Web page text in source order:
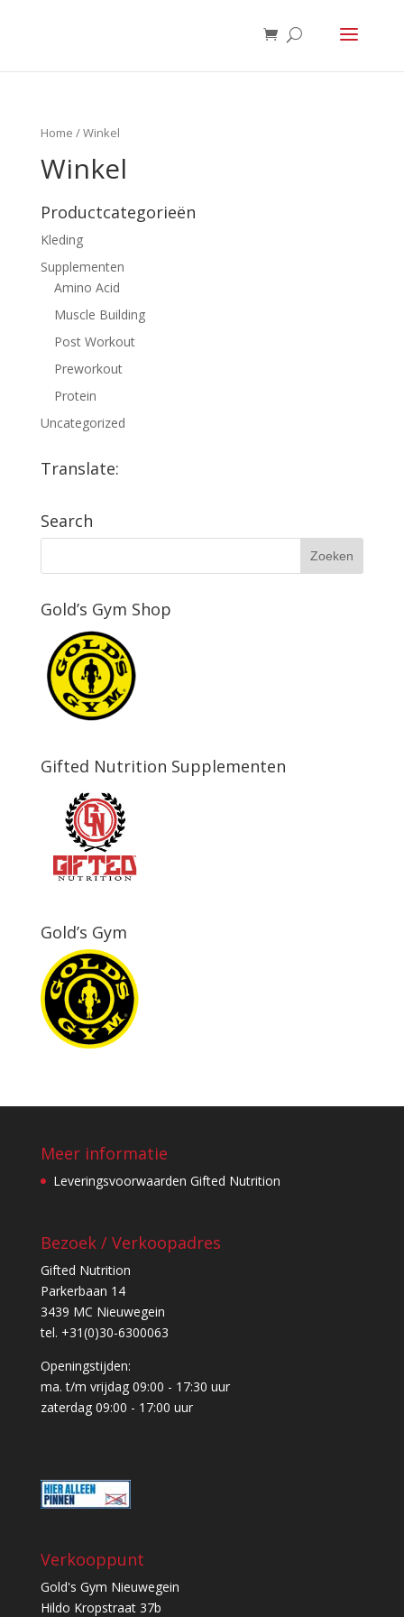
Home / Winkel
Winkel
Productcategorieën
Kleding
Supplementen
Amino Acid
Muscle Building
Post Workout
Preworkout
Protein
Uncategorized
Translate:
Search
Gold’s Gym Shop
Gifted Nutrition Supplementen
Gold’s Gym
Meer informatie
Leveringsvoorwaarden Gifted Nutrition
Bezoek / Verkoopadres
Gifted Nutrition
Parkerbaan 14
3439 MC Nieuwegein
tel. +31(0)30-6300063
Openingstijden:
ma. t/m vrijdag 09:00 - 17:30 uur
zaterdag 09:00 - 17:00 uur
Verkooppunt
Gold's Gym Nieuwegein
Hildo Kropstraat 37b